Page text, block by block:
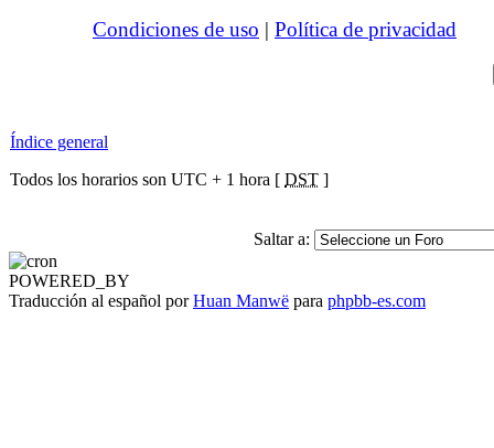
Condiciones de uso | Política de privacidad
Índice general
Todos los horarios son UTC + 1 hora [ DST ]
Saltar a:
POWERED_BY
Traducción al español porHuan Manwë para phpbb-es.com